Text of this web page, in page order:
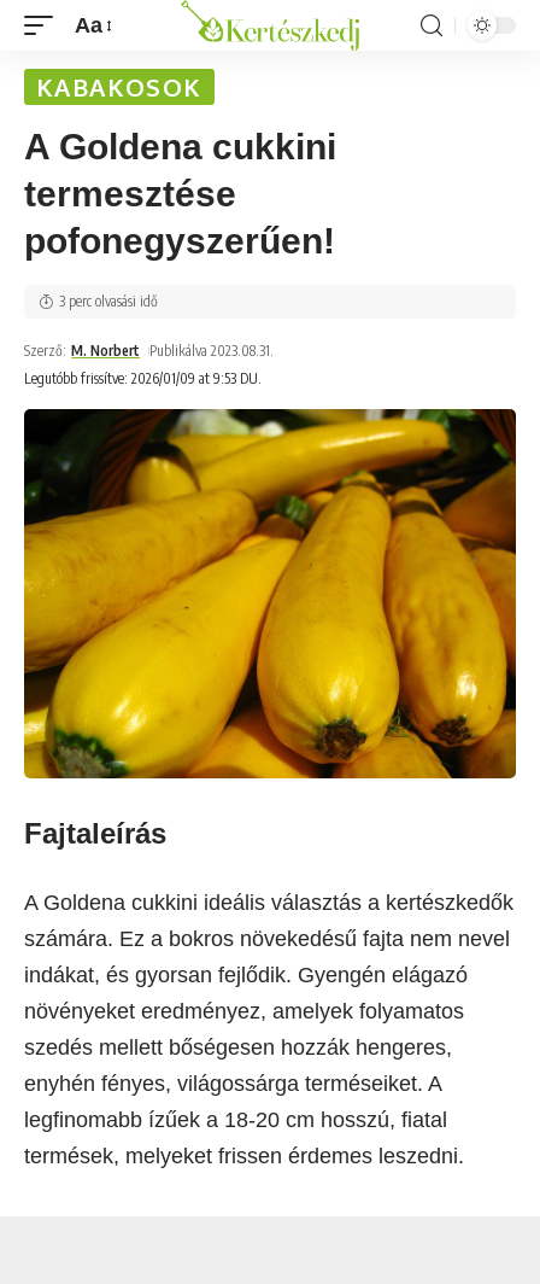
Aa
KABAKOSOK
A Goldena cukkini
termesztése
pofonegyszerűen!
Legutóbb frissítve: 2026/01/09 at 9:53 DU.
Szerző: M. Norbert Publikálva 2023.08.31.
3 perc olvasási idő
Fajtaleírás
A Goldena cukkini ideális választás a kertészkedők
számára. Ez a bokros növekedésű fajta nem nevel
indákat, és gyorsan fejlődik. Gyengén elágazó
növényeket eredményez, amelyek folyamatos
szedés mellett bőségesen hozzák hengeres,
enyhén fényes, világossárga terméseiket. A
legfinomabb ízűek a 18-20 cm hosszú, fiatal
termések, melyeket frissen érdemes leszedni.